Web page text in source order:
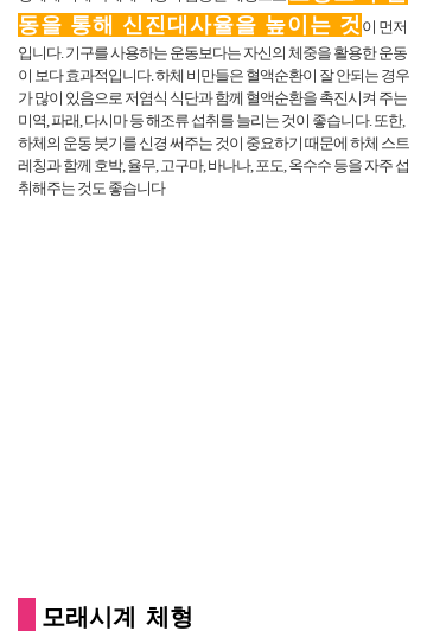
동을 통해 신진대사율을 높이는 것 이 먼저
입니다. 기구를 사용하는 운동보다는 자신의 체중을 활용한 운동
이 보다 효과적입니다. 하체 비만들은 혈액순환이 잘 안되는 경우
가 많이 있음으로 저염식 식단과 함께 혈액순환을 촉진시켜 주는
미역, 파래, 다시마 등 해조류 섭취를 늘리는 것이 좋습니다. 또한,
하체의 운동 붓기를 신경 써주는 것이 중요하기 때문에 하체 스트
레칭과 함께 호박, 율무, 고구마, 바나나, 포도, 옥수수 등을 자주 섭
취해주는 것도 좋습니다
모래시계 체형